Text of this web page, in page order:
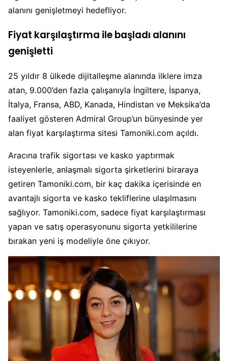
alanını genişletmeyi hedefliyor.
Fiyat karşılaştırma ile başladı alanını
genişletti
25 yıldır 8 ülkede dijitalleşme alanında ilklere imza
atan, 9.000’den fazla çalışanıyla İngiltere, İspanya,
İtalya, Fransa, ABD, Kanada, Hindistan ve Meksika’da
faaliyet gösteren Admiral Group’un bünyesinde yer
alan fiyat karşılaştırma sitesi Tamoniki.com açıldı.
Aracına trafik sigortası ve kasko yaptırmak
isteyenlerle, anlaşmalı sigorta şirketlerini biraraya
getiren Tamoniki.com, bir kaç dakika içerisinde en
avantajlı sigorta ve kasko tekliflerine ulaşılmasını
sağlıyor. Tamoniki.com, sadece fiyat karşılaştırması
yapan ve satış operasyonunu sigorta yetkililerine
bırakan yeni iş modeliyle öne çıkıyor.